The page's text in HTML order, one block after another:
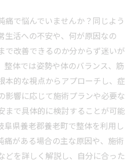
痛で悩んでいませんか？同じよう
生活への不安や、何が原因なの
で改善できるのか分からず迷いが
整体では姿勢や体のバランス、筋
本的な視点からアプローチし、症
影響に応じて施術プランや必要な
まで具体的に検討することが可能
阜県養老郡養老町で整体を利用し
痛がある場合の主な原因や、施術
どを詳しく解説し、自分に合った